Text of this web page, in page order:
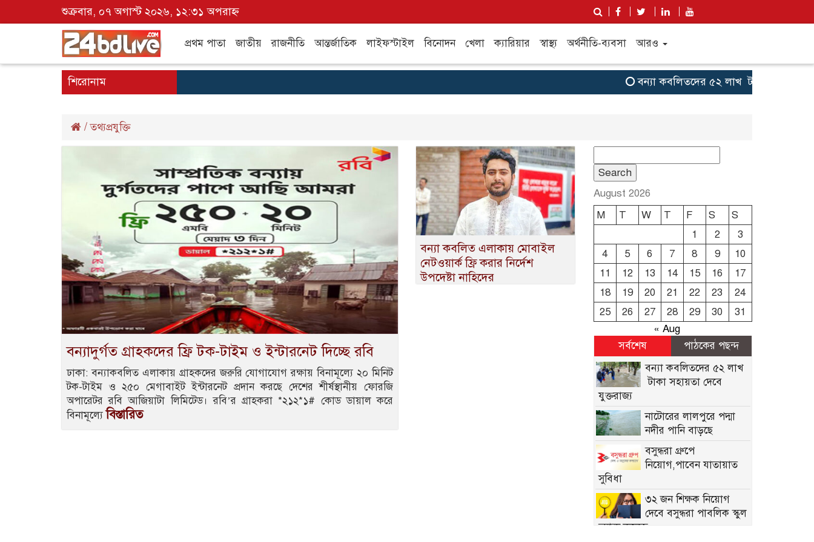
শুক্রবার, ০৭ অগাস্ট ২০২৬, ১২:৩১ অপরাহ্ন
প্রথম পাতা জাতীয় রাজনীতি আন্তর্জাতিক লাইফস্টাইল বিনোদন খেলা ক্যারিয়ার স্বাস্থ্য অর্থনীতি-ব্যবসা আরও
শিরোনাম বন্যা কব‌লিতদের ৫২ লাখ টাকা সহায়তা
/তথ্যপ্রযুক্তি
বন্যাদুর্গত গ্রাহকদের ফ্রি টক-টাইম ও ইন্টারনেট দিচ্ছে রবি
ঢাকা: বন্যাকবলিত এলাকায় গ্রাহকদের জরুরি যোগাযোগ রক্ষায় বিনামূল্যে ২০ মিনিট
টক-টাইম ও ২৫০ মেগাবাইট ইন্টারনেট প্রদান করছে দেশের শীর্ষস্থানীয় ফোরজি
অপারেটর রবি আজিয়াটা লিমিটেড। রবি’র গ্রাহকরা *২১২*১# কোড ডায়াল করে
বিনামূল্যেবিস্তারিত
বন্যা কবলিত এলাকায় মোবাইল
নেটওয়ার্ক ফ্রি করার নির্দেশ
উপদেষ্টা নাহিদের
for:
August 2026
M
T W T F S
S
1
2
3
4
5 6 7 8 9
10
11
12 13 14 15 16
17
18
19 20 21 22 23
24
25
26 27 28 29 30
31
« Aug
সর্বশেষ
পাঠকের পছন্দ
বন্যা কব‌লিতদের ৫২ লাখ
টাকা সহায়তা দেবে
যুক্তরাজ্য
নাটোরের লালপুরে পদ্মা
নদীর পানি বাড়ছে
বসুন্ধরা গ্রুপে
নিয়োগ,পাবেন যাতায়াত
সুবিধা
৩২ জন শিক্ষক নিয়োগ
দেবে বসুন্ধরা পাবলিক স্কুল
অ্যান্ড কলেজ